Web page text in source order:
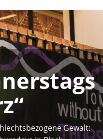
Gewalt: